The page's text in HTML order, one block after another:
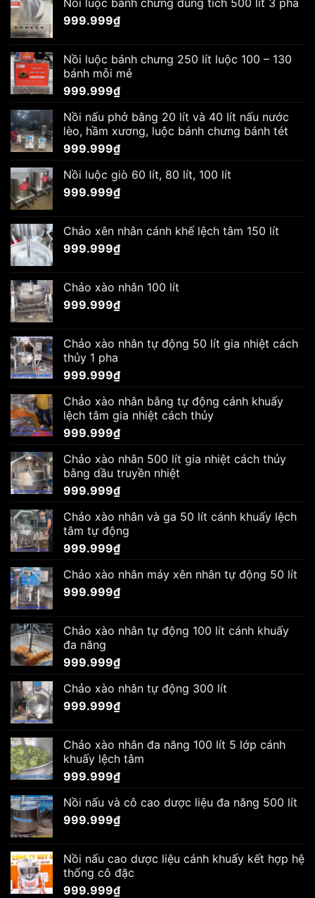
999.999₫
Nồi luộc bánh chưng 250 lít luộc 100 – 130
bánh mỗi mẻ
999.999₫
Nồi nấu phở bằng 20 lít và 40 lít nấu nước
lèo, hầm xương, luộc bánh chưng bánh tét
999.999₫
Nồi luộc giò 60 lít, 80 lít, 100 lít
999.999₫
Chảo xên nhân cánh khế lệch tâm 150 lít
999.999₫
Chảo xào nhân 100 lít
999.999₫
Chảo xào nhân tự động 50 lít gia nhiệt cách
thủy 1 pha
999.999₫
Chảo xào nhân bằng tự động cánh khuấy
lệch tâm gia nhiệt cách thủy
999.999₫
Chảo xào nhân 500 lít gia nhiệt cách thủy
bằng dầu truyền nhiệt
999.999₫
Chảo xào nhân và ga 50 lít cánh khuấy lệch
tâm tự động
999.999₫
Chảo xào nhân máy xên nhân tự động 50 lít
999.999₫
Chảo xào nhân tự động 100 lít cánh khuấy
đa năng
999.999₫
Chảo xào nhân tự động 300 lít
999.999₫
Chảo xào nhân đa năng 100 lít 5 lớp cánh
khuấy lệch tâm
999.999₫
Nồi nấu và cô cao dược liệu đa năng 500 lít
999.999₫
Nồi nấu cao dược liệu cánh khuấy kết hợp hệ
thống cô đặc
999.999₫